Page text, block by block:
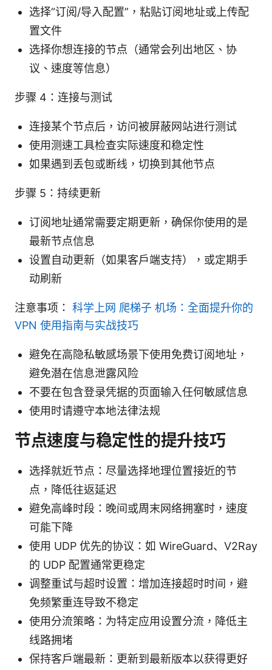
选择“订阅/导入配置”，粘贴订阅地址或上传配
置文件
选择你想连接的节点（通常会列出地区、协
议、速度等信息）
步骤 4：连接与测试
连接某个节点后，访问被屏蔽网站进行测试
使用测速工具检查实际速度和稳定性
如果遇到丢包或断线，切换到其他节点
步骤 5：持续更新
订阅地址通常需要定期更新，确保你使用的是
最新节点信息
设置自动更新（如果客户端支持），或定期手
动刷新
注意事项： 科学上网 爬梯子 机场：全面提升你的
VPN 使用指南与实战技巧
避免在高隐私敏感场景下使用免费订阅地址，
避免潜在信息泄露风险
不要在包含登录凭据的页面输入任何敏感信息
使用时请遵守本地法律法规
节点速度与稳定性的提升技巧
选择就近节点：尽量选择地理位置接近的节
点，降低往返延迟
避免高峰时段：晚间或周末网络拥塞时，速度
可能下降
使用 UDP 优先的协议：如 WireGuard、V2Ray
的 UDP 配置通常更稳定
调整重试与超时设置：增加连接超时时间，避
免频繁重连导致不稳定
使用分流策略：为特定应用设置分流，降低主
线路拥堵
保持客户端最新：更新到最新版本以获得更好